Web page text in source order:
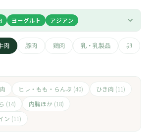
ヨーグルト アジアン
肉 豚肉 鶏肉 乳・乳製品
卵
ヒレ・もも・らんぷ (40) ひき肉 (11)
(14) 内臓ほか (18)
ン (11)